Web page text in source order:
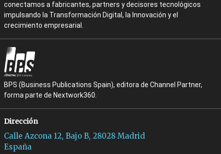
conectamos a fabricantes, partners y decisores tecnológicos
impulsando la Transformación Digital, la Innovación y el
crecimiento empresarial.
BPS (Business Publications Spain), editora de Channel Partner,
forma parte de Nextwork360.
Dirección
Calle Azcona 12, Bajo B, 28028 Madrid
España